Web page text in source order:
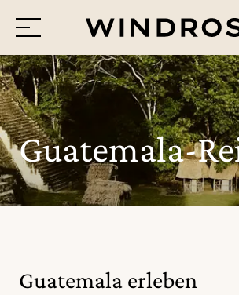
Menü
Reiseziele
Reisethemen
Jetzt Anfrage
Guatemala-
Guatemala erleben